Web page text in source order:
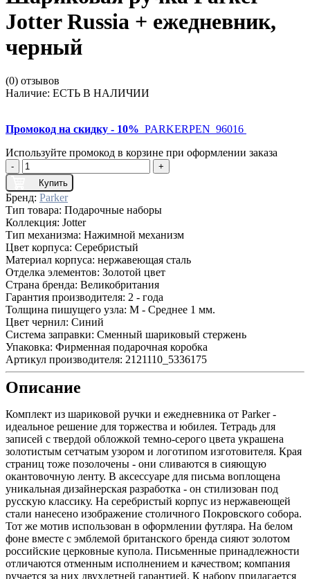
Jotter Russia + ежедневник,
черный
(0) отзывов
Наличие: ЕСТЬ В НАЛИЧИИ
Промокод на скидку - 10% PARKERPEN_96016
Используйте промокод в корзине при оформлении заказа
-
+
Купить
Бренд: Parker
Тип товара: Подарочные наборы
Коллекция: Jotter
Тип механизма: Нажимной механизм
Цвет корпуса: Серебристый
Материал корпуса: нержавеющая сталь
Отделка элементов: Золотой цвет
Страна бренда: Великобритания
Гарантия производителя: 2 - года
Толщина пишущего узла: M - Среднее 1 мм.
Цвет чернил: Синий
Система заправки: Сменный шариковый стержень
Упаковка: Фирменная подарочная коробка
Артикул производителя: 2121110_5336175
Описание
Комплект из шариковой ручки и ежедневника от Parker -
идеальное решение для торжества и юбилея. Тетрадь для
записей с твердой обложкой темно-серого цвета украшена
золотистым сетчатым узором и логотипом изготовителя. Края
страниц тоже позолочены - они сливаются в сияющую
окантовочную ленту. В аксессуаре для письма воплощена
уникальная дизайнерская разработка - он стилизован под
русскую классику. На серебристый корпус из нержавеющей
стали нанесено изображение столичного Покровского собора.
Тот же мотив использован в оформлении футляра. На белом
фоне вместе с эмблемой британского бренда сияют золотом
российские церковные купола. Письменные принадлежности
отличаются отменным исполнением и качеством; компания
ручается за них двухлетней гарантией. К набору прилагается